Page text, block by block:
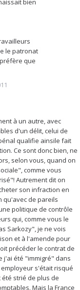
bien
le patronat
que
à un autre, avec
d'un délit, celui de
qualifie ainsile fait
Ce sont donc bien, ne
selon vous, quand on
comme vous
Autrement dit on
son infraction en
qu'avec de pareils
politique de contrôle
qui, comme vous le
Sarkozy", je ne vois
et à l'amende pour
précéder le contrat de
j'ai été "immigré" dans
s'était risqué
strié de plus de
Mais la France